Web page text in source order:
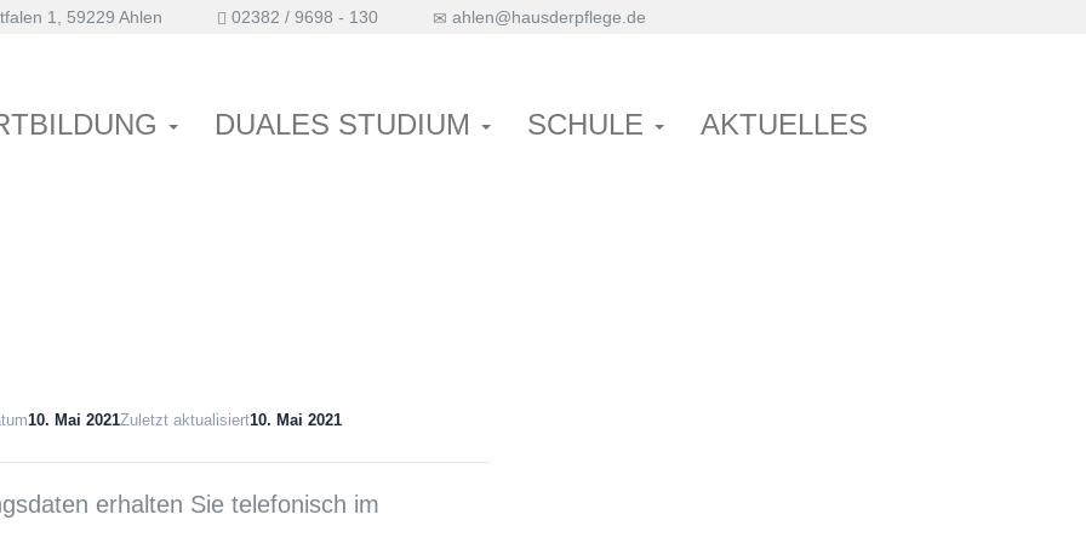
1, 59229 Ahlen 02382 / 9698 - 130 ahlen@hausderpflege.de
DUALES STUDIUM SCHULE
AKTUELLES
10. Mai 2021Zuletzt aktualisiert10. Mai 2021
erhalten Sie telefonisch im